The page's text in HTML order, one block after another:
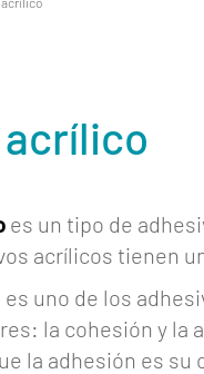
acrílico
es un tipo de
acrílicos tienen
es uno de los
la cohesión y la
la adhesión es su